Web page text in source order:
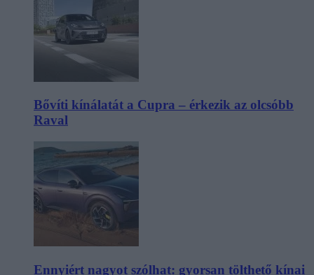
Bővíti kínálatát a Cupra – érkezik az olcsóbb
Raval
Ennyiért nagyot szólhat: gyorsan tölthető kínai